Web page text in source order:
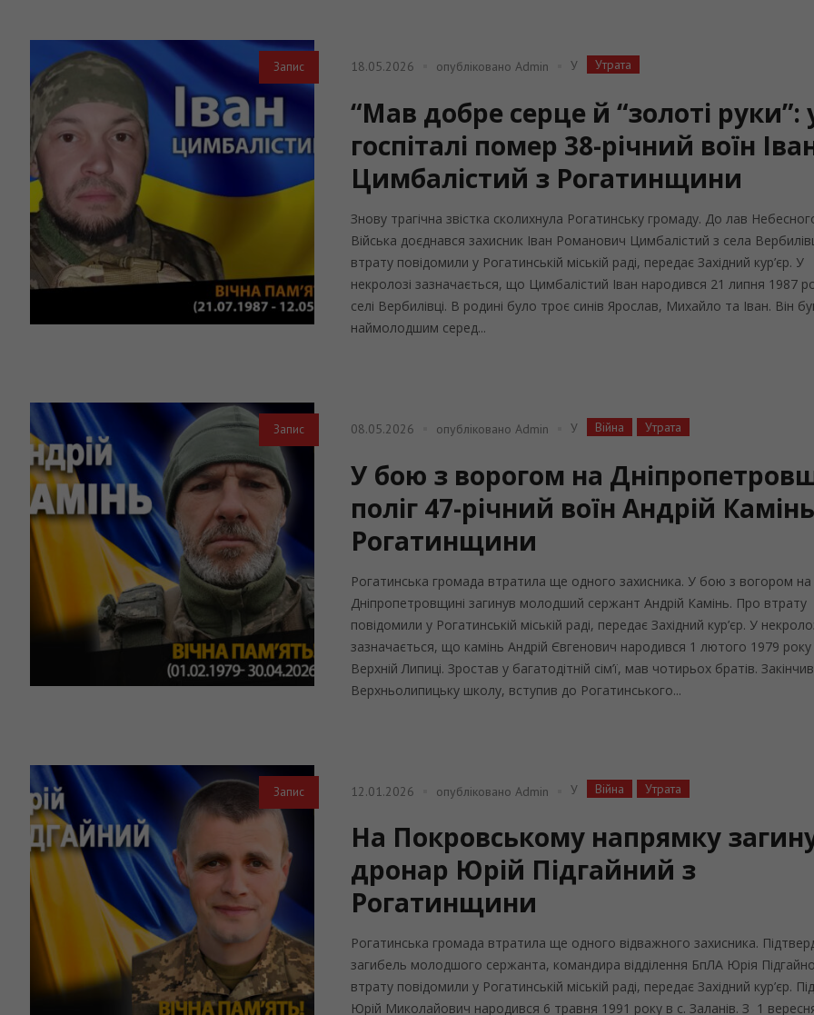
Запис 18.05.2026 опублікованоAdmin У Утрата
“Мав добре серце й “золоті руки”:
госпіталі помер 38-річний воїн
Цимбалістий з Рогатинщини
Знову трагічна звістка сколихнула Рогатинську громаду. До лав
Війська доєднався захисник Іван Романович Цимбалістий з села
втрату повідомили у Рогатинській міській раді, передає Західний кур’єр. У
некролозі зазначається, що Цимбалістий Іван народився 21 липня 1987
селі Вербилівці. В родині було троє синів Ярослав, Михайло та Іван. Він
наймолодшим серед...
Запис 08.05.2026 опублікованоAdmin У Війна Утрата
У бою з ворогом на
поліг 47-річний воїн Андрій Камінь
Рогатинщини
Рогатинська громада втратила ще одного захисника. У бою з вогором на
Дніпропетровщині загинув молодший сержант Андрій Камінь. Про втрату
повідомили у Рогатинській міській раді, передає Західний кур’єр. У
зазначається, що камінь Андрій Євгенович народився 1 лютого 1979 року
Верхній Липиці. Зростав у багатодітній сім’ї, мав чотирьох братів. Закінчив
Верхньолипицьку школу, вступив до Рогатинського...
Запис 12.01.2026 опублікованоAdmin У Війна Утрата
На Покровському напрямку
дронар Юрій Підгайний з
Рогатинщини
Рогатинська громада втратила ще одного відважного захисника.
загибель молодшого сержанта, командира відділення БпЛА Юрія
втрату повідомили у Рогатинській міській раді, передає Західний кур’єр.
Юрій Миколайович народився 6 травня 1991 року в с. Заланів. З 1